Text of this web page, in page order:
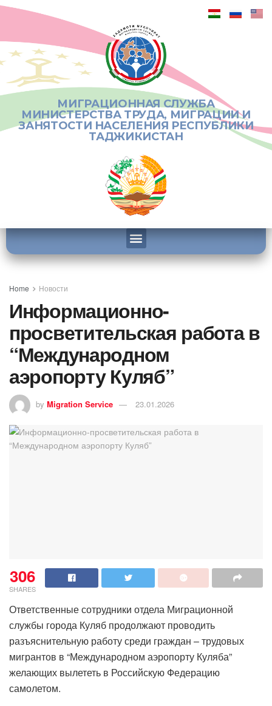
МИГРАЦИОННАЯ СЛУЖБА
МИНИСТЕРСТВА ТРУДА, МИГРАЦИИ И
ЗАНЯТОСТИ НАСЕЛЕНИЯ РЕСПУБЛИКИ
ТАДЖИКИСТАН
Home Новости
Информационно-
просветительская работа в
“Международном
аэропорту Куляб”
by Migration Service 23.01.2026
306
SHARES
Ответственные сотрудники отдела Миграционной
службы города Куляб продолжают проводить
разъяснительную работу среди граждан – трудовых
мигрантов в “Международном аэропорту Куляба”
желающих вылететь в Российскую Федерацию
самолетом.